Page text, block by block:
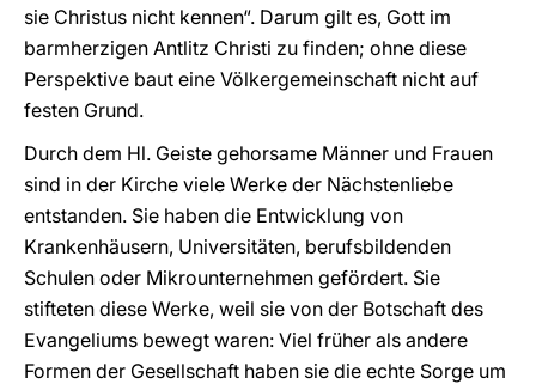
sie Christus nicht kennen“. Darum gilt es, Gott im
barmherzigen Antlitz Christi zu finden; ohne diese
Perspektive baut eine Völkergemeinschaft nicht auf
festen Grund.
Durch dem Hl. Geiste gehorsame Männer und Frauen
sind in der Kirche viele Werke der Nächstenliebe
entstanden. Sie haben die Entwicklung von
Krankenhäusern, Universitäten, berufsbildenden
Schulen oder Mikrounternehmen gefördert. Sie
stifteten diese Werke, weil sie von der Botschaft des
Evangeliums bewegt waren: Viel früher als andere
Formen der Gesellschaft haben sie die echte Sorge um